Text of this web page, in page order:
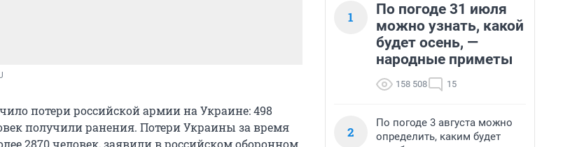
потери российской армии на Украине: 498
получили ранения. Потери Украины за время
2870 человек, заявили в российском оборонном
1
По погоде 31 июля
можно узнать, какой
будет осень, —
народные приметы
158 508 15
2
По погоде 3 августа можно
определить, каким будет